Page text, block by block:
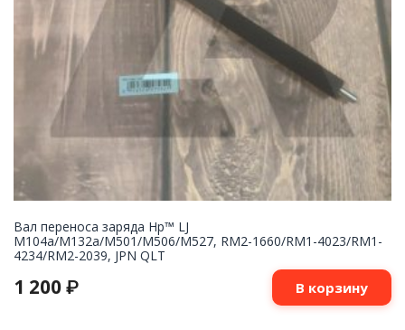
Вал переноса заряда Hp™ LJ
M104a/M132a/M501/M506/M527, RM2-1660/RM1-4023/RM1-
4234/RM2-2039, JPN QLT
1 200 ₽ В корзину